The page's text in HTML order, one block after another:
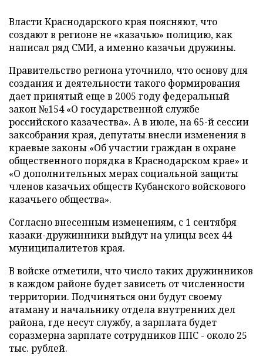
Власти Краснодарского края поясняют, что
создают в регионе не «казачью» полицию, как
написал ряд СМИ, а именно казачьи дружины.
Правительство региона уточнило, что основу для
создания и деятельности такого формирования
дает принятый еще в 2005 году федеральный
закон №154 «О государственной службе
российского казачества». А в июле, на 65-й сессии
заксобрания края, депутаты внесли изменения в
краевые законы «Об участии граждан в охране
общественного порядка в Краснодарском крае» и
«О дополнительных мерах социальной защиты
членов казачьих обществ Кубанского войскового
казачьего общества».
Согласно внесенным изменениям, с 1 сентября
казаки-дружинники выйдут на улицы всех 44
муниципалитетов края.
В войске отметили, что число таких дружинников
в каждом районе будет зависеть от численности
территории. Подчиняться они будут своему
атаману и начальнику отдела внутренних дел
района, где несут службу, а зарплата будет
соразмерна зарплате сотрудников ППС - около 25
тыс. рублей.